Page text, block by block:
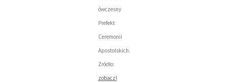
ówczesny
Prefekt
Ceremonii
Apostolskich.
Źródło:
zobacz!